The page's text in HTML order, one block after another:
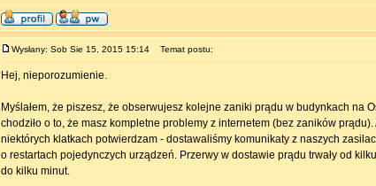
Wysłany: Sob Sie 15, 2015 15:14 Temat postu:
Hej, nieporozumienie.
Myślałem, że piszesz, że obserwujesz kolejne zaniki prądu w budynkach na
chodziło o to, że masz kompletne problemy z internetem (bez zaników
niektórych klatkach potwierdzam - dostawaliśmy komunikaty z naszych
o restartach pojedynczych urządzeń. Przerwy w dostawie prądu trwały od
do kilku minut.